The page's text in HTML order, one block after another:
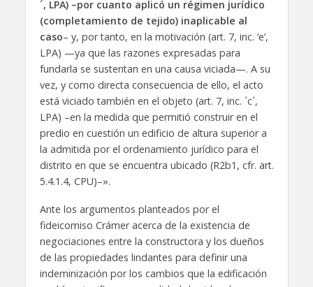
´, LPA) –por cuanto aplicó un régimen jurídico
(completamiento de tejido) inaplicable al
caso– y, por tanto, en la motivación (art. 7, inc. ‘e’,
LPA) —ya que las razones expresadas para
fundarla se sustentan en una causa viciada—. A su
vez, y como directa consecuencia de ello, el acto
está viciado también en el objeto (art. 7, inc. ´c´,
LPA) –en la medida que permitió construir en el
predio en cuestión un edificio de altura superior a
la admitida por el ordenamiento jurídico para el
distrito en que se encuentra ubicado (R2b1, cfr. art.
5.4.1.4, CPU)–».
Ante los argumentos planteados por el
fideicomiso Crámer acerca de la existencia de
negociaciones entre la constructora y los dueños
de las propiedades lindantes para definir una
indeminización por los cambios que la edificación